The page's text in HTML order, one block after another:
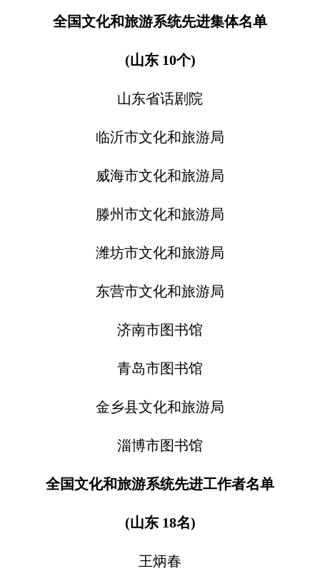
全国文化和旅游系统先进集体名单
(山东 10个)
山东省话剧院
临沂市文化和旅游局
威海市文化和旅游局
滕州市文化和旅游局
潍坊市文化和旅游局
东营市文化和旅游局
济南市图书馆
青岛市图书馆
金乡县文化和旅游局
淄博市图书馆
全国文化和旅游系统先进工作者名单
(山东 18名)
王炳春